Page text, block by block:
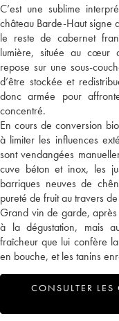
C’est une sublime
château Barde-Haut signe
le reste de cabernet
lumière, située au cœur
repose sur une sous-
d’être stockée et
donc armée pour
concentré.
En cours de conversion
à limiter les influences
sont vendangées
cuve béton et inox, les
barriques neuves de
pureté de fruit au travers
Grand vin de garde,
à la dégustation, mais
fraîcheur que lui confère
en bouche, et les tanins
CONSULTER